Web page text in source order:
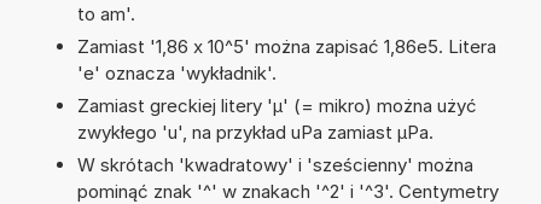
to am'.
Zamiast '1,86 x 10^5' można zapisać 1,86e5. Litera
'e' oznacza 'wykładnik'.
Zamiast greckiej litery 'µ' (= mikro) można użyć
zwykłego 'u', na przykład uPa zamiast µPa.
W skrótach 'kwadratowy' i 'sześcienny' można
pominąć znak '^' w znakach '^2' i '^3'. Centymetry